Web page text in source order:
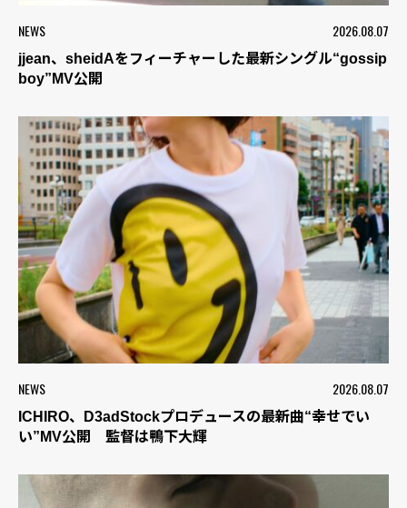
NEWS 2026.08.07
jjean、sheidAをフィーチャーした最新シングル“gossip
boy”MV公開
NEWS 2026.08.07
ICHIRO、D3adStockプロデュースの最新曲“幸せでい
い”MV公開 監督は鴨下大輝